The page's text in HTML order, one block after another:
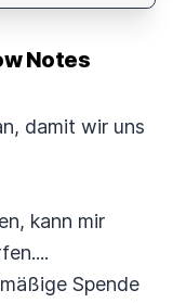
Notes
damit wir uns
kann mir
Spende